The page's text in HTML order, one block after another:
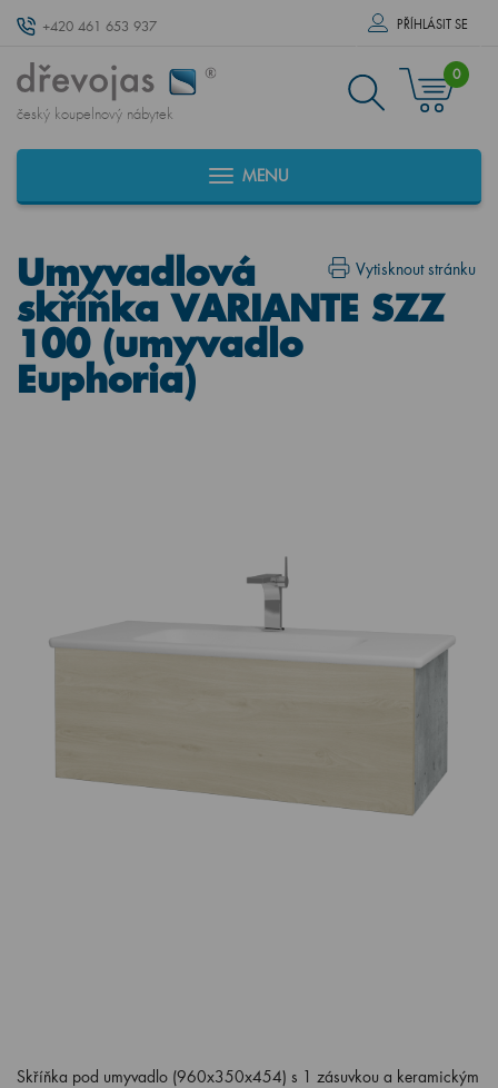
+420 461 653 937 PŘÍHLÁSIT SE
český koupelnový nábytek
0
MENU
Vytisknout stránku
Umyvadlová
skříňka VARIANTE SZZ
100 (umyvadlo
Euphoria)
Skříňka pod umyvadlo (960x350x454) s 1 zásuvkou a keramickým